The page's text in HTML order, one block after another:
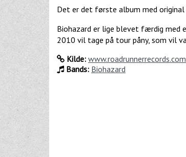
Det er det første album med original
Biohazard er lige blevet færdig med
2010 vil tage på tour påny, som vil
Kilde: www.roadrunnerrecords.com
Bands: Biohazard